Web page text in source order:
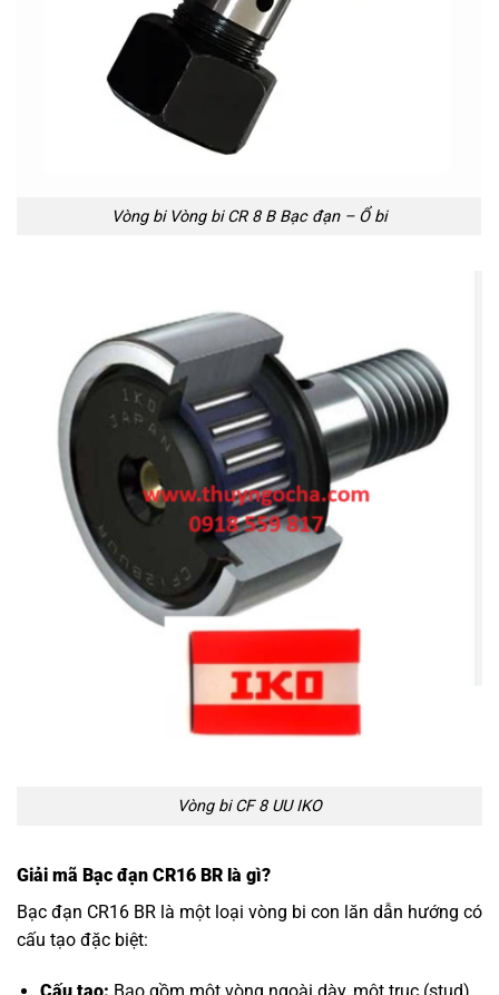
Vòng bi Vòng bi CR 8 B Bạc đạn – Ổ bi
Vòng bi CF 8 UU IKO
Giải mã Bạc đạn CR16 BR là gì?
Bạc đạn CR16 BR là một loại vòng bi con lăn dẫn hướng có
cấu tạo đặc biệt:
Cấu tạo: Bao gồm một vòng ngoài dày, một trục (stud)